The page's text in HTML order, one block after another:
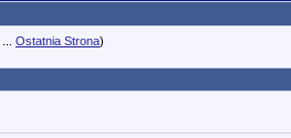
Ostatnia Strona)